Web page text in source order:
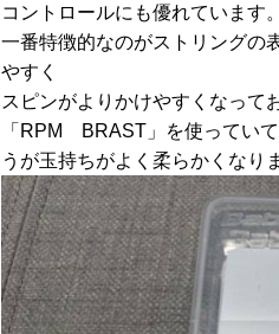
コントロールにも優れています。
一番特徴的なのがストリングの
やすく
スピンがよりかけやすくなって
「RPM BRAST」を使ってい
うが玉持ちがよく柔らかくなり